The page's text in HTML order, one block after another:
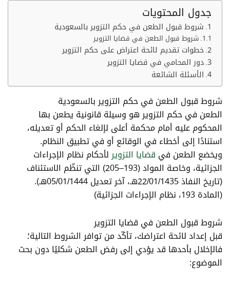
جدول المحتويات
شروط قبول الطعن في حكم التزوير بالسعودية
شروط قبول الطعن في قضايا التزوير
خطوات تقديم لائحة اعتراض على حكم التزوير
دور المحامي في قضايا التزوير
الأسئلة الشائعة
شروط قبول الطعن في حكم التزوير بالسعودية
الطعن في حكم التزوير هو وسيلة قانونية يطعن بها
المحكوم عليه أمام محكمة أعلى لإلغاء الحكم أو تعديله،
استنادًا إلى أخطاء في الوقائع أو في تطبيق النظام.
ويخضع الطعن في قضايا التزوير لأحكام نظام الإجراءات
الجزائية، وخاصة المواد (193–205) التي تنظّم الاستئناف
(تاريخ النفاذ 22/01/1435هـ، آخر تعديل 05/01/1444هـ).
(المادة 193، نظام الإجراءات الجزائية)
شروط قبول الطعن في قضايا التزوير
قبل إعداد لائحة اعتراضك، تأكّد من توافر الشروط التالية؛
فالإخلال بأحدها قد يؤدي إلى رفض الطعن شكليًا دون بحث
الموضوع: